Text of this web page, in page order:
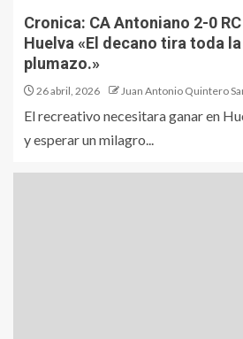
Cronica: CA Antoniano 2-0
Huelva «El decano tira toda
plumazo.»
26 abril, 2026 Juan Antonio Quintero
El recreativo necesitara ganar en
y esperar un milagro...